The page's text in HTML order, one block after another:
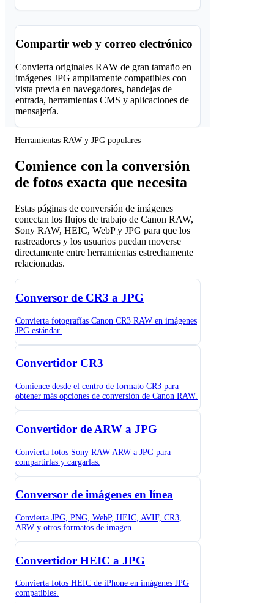
Compartir web y correo electrónico
Convierta originales RAW de gran tamaño en
imágenes JPG ampliamente compatibles con
vista previa en navegadores, bandejas de
entrada, herramientas CMS y aplicaciones de
mensajería.
Herramientas RAW y JPG populares
Comience con la conversión
de fotos exacta que necesita
Estas páginas de conversión de imágenes
conectan los flujos de trabajo de Canon RAW,
Sony RAW, HEIC, WebP y JPG para que los
rastreadores y los usuarios puedan moverse
directamente entre herramientas estrechamente
relacionadas.
Conversor de CR3 a JPG
Convierta fotografías Canon CR3 RAW en imágenes
JPG estándar.
Convertidor CR3
Comience desde el centro de formato CR3 para
obtener más opciones de conversión de Canon RAW.
Convertidor de ARW a JPG
Convierta fotos Sony RAW ARW a JPG para
compartirlas y cargarlas.
Conversor de imágenes en línea
Convierta JPG, PNG, WebP, HEIC, AVIF, CR3,
ARW y otros formatos de imagen.
Convertidor HEIC a JPG
Convierta fotos HEIC de iPhone en imágenes JPG
compatibles.